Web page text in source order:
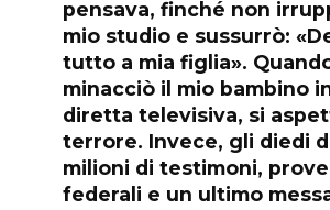
pensava, finché non
mio studio e sussurrò:
tutto a mia figlia».
minacciò il mio bambino
diretta televisiva, si
terrore. Invece, gli diedi
milioni di testimoni, prove
federali e un ultimo